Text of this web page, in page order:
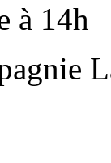
à 14h